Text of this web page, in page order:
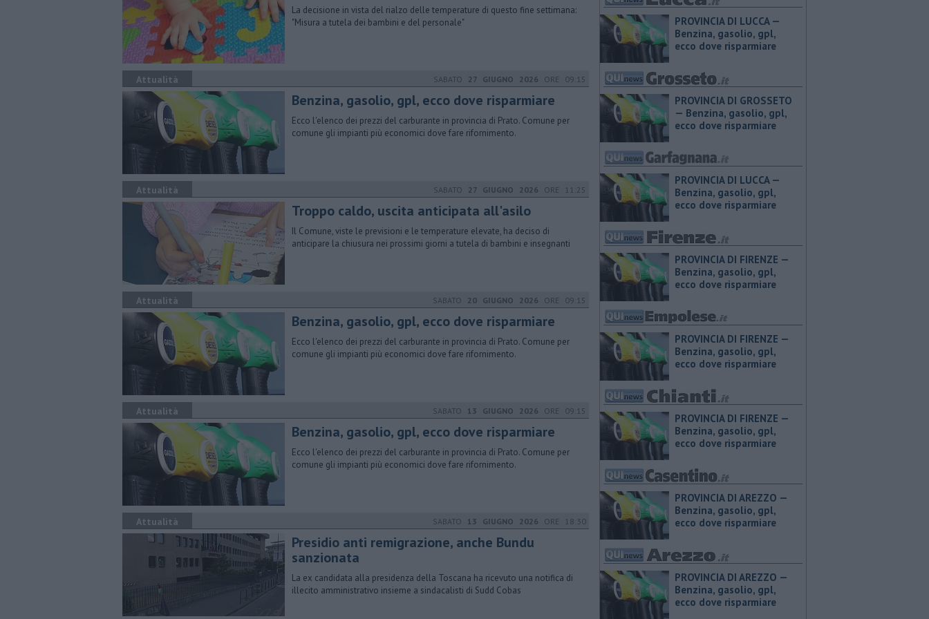
La decisione in vista del rialzo delle temperature di questo fine settimana:
"Misura a tutela dei bambini e del personale"
Attualità SABATO 27 GIUGNO 2026 ORE 09:15
​Benzina, gasolio, gpl, ecco dove risparmiare
Ecco l'elenco dei prezzi del carburante in provincia di Prato. Comune per
comune gli impianti più economici dove fare rifornimento.
Attualità SABATO 27 GIUGNO 2026 ORE 11:25
Troppo caldo, uscita anticipata all'asilo
Il Comune, viste le previsioni e le temperature elevate, ha deciso di
anticipare la chiusura nei prossimi giorni a tutela di bambini e insegnanti
Attualità SABATO 20 GIUGNO 2026 ORE 09:15
​Benzina, gasolio, gpl, ecco dove risparmiare
Ecco l'elenco dei prezzi del carburante in provincia di Prato. Comune per
comune gli impianti più economici dove fare rifornimento.
Attualità SABATO 13 GIUGNO 2026 ORE 09:15
​Benzina, gasolio, gpl, ecco dove risparmiare
Ecco l'elenco dei prezzi del carburante in provincia di Prato. Comune per
comune gli impianti più economici dove fare rifornimento.
Attualità SABATO 13 GIUGNO 2026 ORE 18:30
Presidio anti remigrazione, anche Bundu
sanzionata
La ex candidata alla presidenza della Toscana ha ricevuto una notifica di
illecito amministrativo insieme a sindacalisti di Sudd Cobas
PROVINCIA DI LUCCA — ​
Benzina, gasolio, gpl,
ecco dove risparmiare
PROVINCIA DI GROSSETO
— ​Benzina, gasolio, gpl,
ecco dove risparmiare
PROVINCIA DI LUCCA — ​
Benzina, gasolio, gpl,
ecco dove risparmiare
PROVINCIA DI FIRENZE — ​
Benzina, gasolio, gpl,
ecco dove risparmiare
PROVINCIA DI FIRENZE — ​
Benzina, gasolio, gpl,
ecco dove risparmiare
PROVINCIA DI FIRENZE — ​
Benzina, gasolio, gpl,
ecco dove risparmiare
PROVINCIA DI AREZZO — ​
Benzina, gasolio, gpl,
ecco dove risparmiare
PROVINCIA DI AREZZO — ​
Benzina, gasolio, gpl,
ecco dove risparmiare